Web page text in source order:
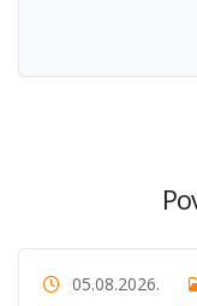
05.08.2026.